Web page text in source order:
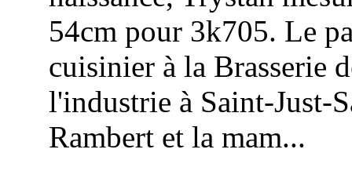
54cm pour 3k705. Le
cuisinier à la Brasserie
l'industrie à Saint-Just-
Rambert et la mam...